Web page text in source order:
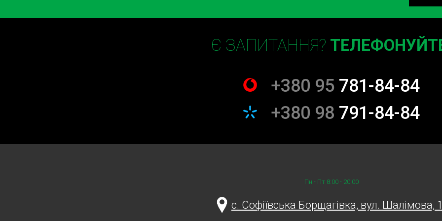
Є ЗАПИТАННЯ?
+380 95 781-84-84
+380 98 791-84-84
Пн - Пт 8:00 - 20:00
c. Софіївська Борщагівка, вул. Шалімова,